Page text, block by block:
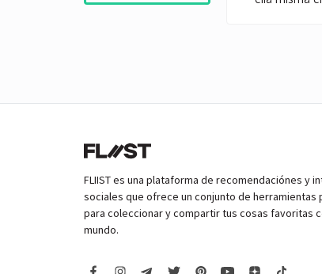
FLIIST es una plataforma de recomendaciónes y
sociales que ofrece un conjunto de herramientas
para coleccionar y compartir tus cosas favoritas
mundo.